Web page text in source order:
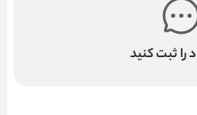
را ثبت کنید